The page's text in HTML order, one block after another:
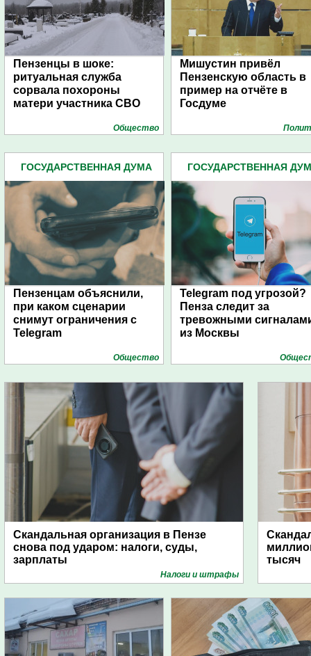
Пензенцы в шоке:
ритуальная служба
сорвала похороны
матери участника СВО
Общество
Мишустин привёл
Пензенскую область в
пример на отчёте в
Госдуме
ГОСУДАРСТВЕННАЯ ДУМА
Пензенцам объяснили,
при каком сценарии
снимут ограничения с
Telegram
Общество
ГОСУДАРСТВЕННАЯ
Telegram под угрозой?
Пенза следит за
тревожными
из Москвы
Скандальная организация в Пензе
снова под ударом: налоги, суды,
зарплаты
Налоги и штрафы
тысяч